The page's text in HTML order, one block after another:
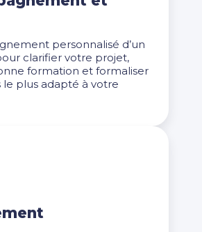
personnalisé d’un
clarifier votre projet,
formation et formaliser
le plus adapté à votre